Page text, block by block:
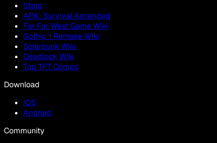
Stato
ARK: Survival Ascended
Far Far West Game Wiki
Gothic 1 Remake Wiki
Solarpunk Wiki
Deadlock Wiki
Top TFT Comps
Download
IOS
Android
Community